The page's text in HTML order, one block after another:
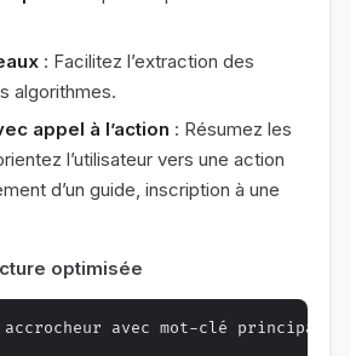
: Facilitez l’extraction des
algorithmes.
appel à l’action : Résumez les
l’utilisateur vers une action
d’un guide, inscription à une
optimisée
avec mot-clé principal